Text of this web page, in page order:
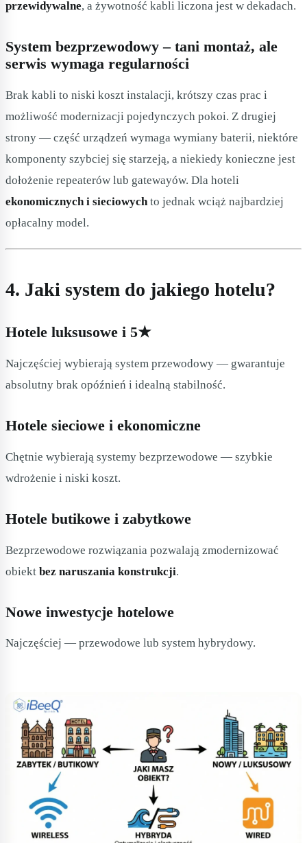
przewidywalne, a żywotność kabli liczona jest w dekadach.
System bezprzewodowy – tani montaż, ale
serwis wymaga regularności
Brak kabli to niski koszt instalacji, krótszy czas prac i
możliwość modernizacji pojedynczych pokoi. Z drugiej
strony — część urządzeń wymaga wymiany baterii, niektóre
komponenty szybciej się starzeją, a niekiedy konieczne jest
dołożenie repeaterów lub gatewayów. Dla hoteli
ekonomicznych i sieciowych to jednak wciąż najbardziej
opłacalny model.
4. Jaki system do jakiego hotelu?
Hotele luksusowe i 5★
Najczęściej wybierają system przewodowy — gwarantuje
absolutny brak opóźnień i idealną stabilność.
Hotele sieciowe i ekonomiczne
Chętnie wybierają systemy bezprzewodowe — szybkie
wdrożenie i niski koszt.
Hotele butikowe i zabytkowe
Bezprzewodowe rozwiązania pozwalają zmodernizować
obiekt bez naruszania konstrukcji.
Nowe inwestycje hotelowe
Najczęściej — przewodowe lub system hybrydowy.